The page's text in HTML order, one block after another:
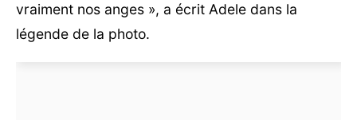
vraiment nos anges », a écrit Adele dans la
légende de la photo.